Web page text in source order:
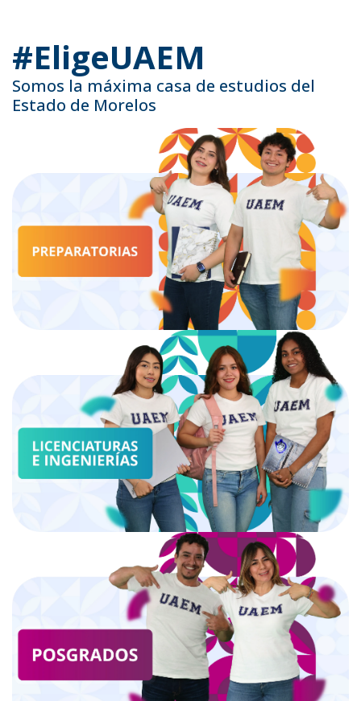
#EligeUAEM
Somos la máxima casa de estudios del
Estado de Morelos